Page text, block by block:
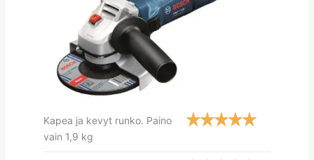
Kapea ja kevyt runko. Paino
vain 1,9 kg